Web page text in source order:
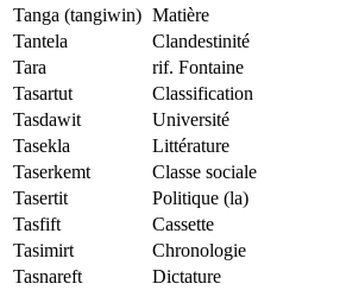
Tanga (tangiwin) Matière
Tantela
Clandestinité
Tara
rif. Fontaine
Tasartut
Classification
Tasdawit
Université
Tasekla
Littérature
Taserkemt
Classe sociale
Tasertit
Politique (la)
Tasfift
Cassette
Tasimirt
Chronologie
Tasnareft
Dictature